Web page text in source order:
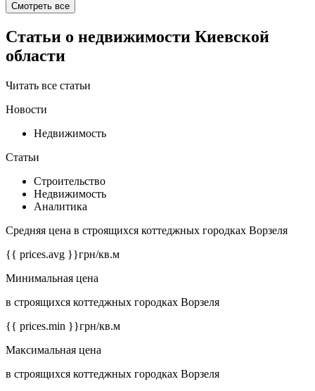
Смотреть все
Статьи о недвижимости Киевской
области
Читать все статьи
Новости
Недвижимость
Статьи
Строительство
Недвижимость
Аналитика
Средняя цена в строящихся коттеджных городках Ворзеля
{{ prices.avg }}грн/кв.м
Минимальная цена
в строящихся коттеджных городках Ворзеля
{{ prices.min }}грн/кв.м
Максимальная цена
в строящихся коттеджных городках Ворзеля